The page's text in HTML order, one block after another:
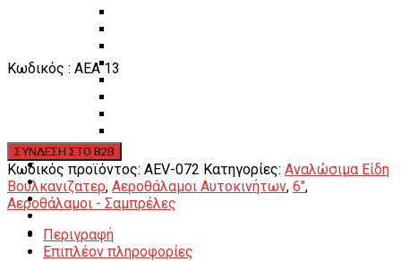
Εργαλεία Χειρός
ΚΑΤΑΛΟΓΟΣ
DOWNLOADS
VIDEO & ΝΕΑ
ΕΠΙΚΟΙΝΩΝΙΑ
ΕΝ
Κωδικός : AEA 13
Κωδικός προϊόντος: AEV-072 Κατηγορίες: Αναλώσιμα Είδη
Βουλκανιζατερ, Αεροθάλαμοι Αυτοκινήτων, 6",
Αεροθάλαμοι - Σαμπρέλες
Περιγραφή
Επιπλέον πληροφορίες